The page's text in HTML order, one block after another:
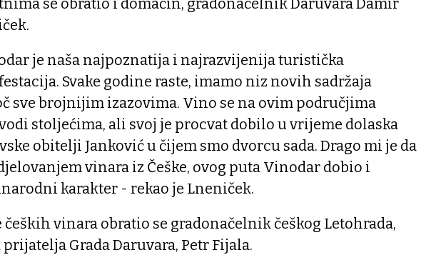
je naša najpoznatija i najrazvijenija turistička
Svake godine raste, imamo niz novih sadržaja
sve brojnijim izazovima. Vino se na ovim područjima
stoljećima, ali svoj je procvat dobilo u vrijeme dolaska
obitelji Janković u čijem smo dvorcu sada. Drago mi je da
vinara iz Češke, ovog puta Vinodar dobio i
karakter - rekao je Lneniček.
čeških vinara obratio se gradonačelnik češkog Letohrada,
prijatelja Grada Daruvara, Petr Fijala.